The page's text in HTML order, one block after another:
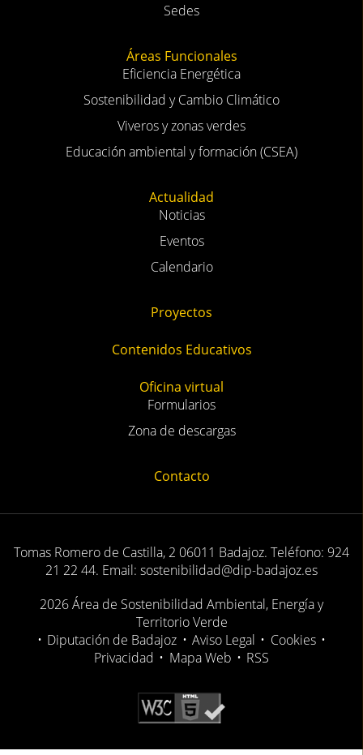
Sedes
Áreas Funcionales
Eficiencia Energética
Sostenibilidad y Cambio Climático
Viveros y zonas verdes
Educación ambiental y formación (CSEA)
Actualidad
Noticias
Eventos
Calendario
Proyectos
Contenidos Educativos
Oficina virtual
Formularios
Zona de descargas
Contacto
Tomas Romero de Castilla, 2 06011 Badajoz. Teléfono: 924
21 22 44. Email: sostenibilidad@dip-badajoz.es
2026 Área de Sostenibilidad Ambiental, Energía y
Territorio Verde
• Diputación de Badajoz • Aviso Legal • Cookies •
Privacidad • Mapa Web • RSS